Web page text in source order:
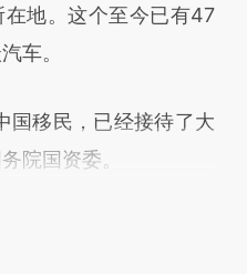
地。这个至今已有47
车。
移民，已经接待了大
院国资委。